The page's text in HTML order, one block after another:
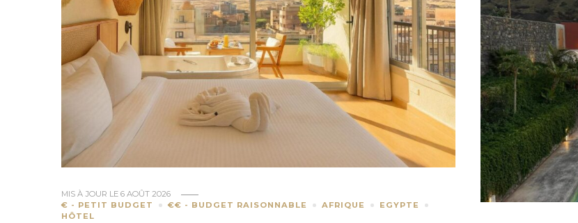
MIS À JOUR LE 6 AOÛT 2026
€ - PETIT BUDGET
€€ - BUDGET RAISONNABLE AFRIQUE
EGYPTE
HÔTEL